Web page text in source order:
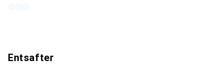
Entsafter